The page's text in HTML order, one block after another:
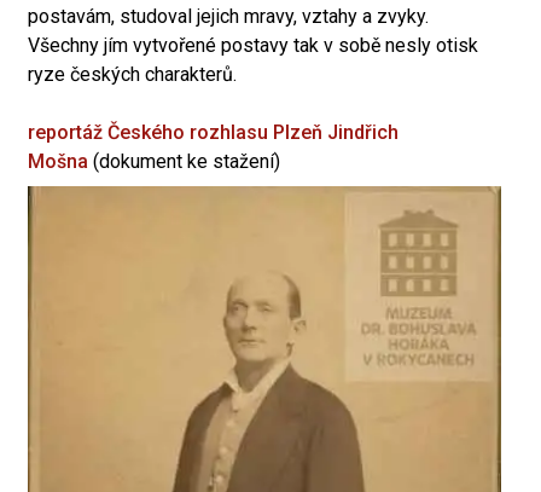
postavám, studoval jejich mravy, vztahy a zvyky.
Všechny jím vytvořené postavy tak v sobě nesly otisk
ryze českých charakterů.
reportáž Českého rozhlasu Plzeň Jindřich
Mošna (dokument ke stažení)